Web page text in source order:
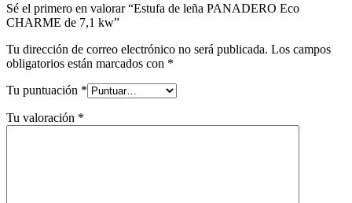
Sé el primero en valorar “Estufa de leña PANADERO Eco
CHARME de 7,1 kw”
Tu dirección de correo electrónico no será publicada. Los campos
obligatorios están marcados con *
Tu puntuación *
Tu valoración *